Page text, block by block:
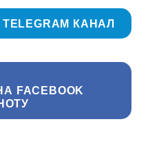
КАНАЛ
FACEBOOK